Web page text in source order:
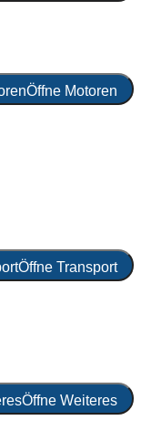
Öffne Motoren
Öffne Transport
Öffne Weiteres